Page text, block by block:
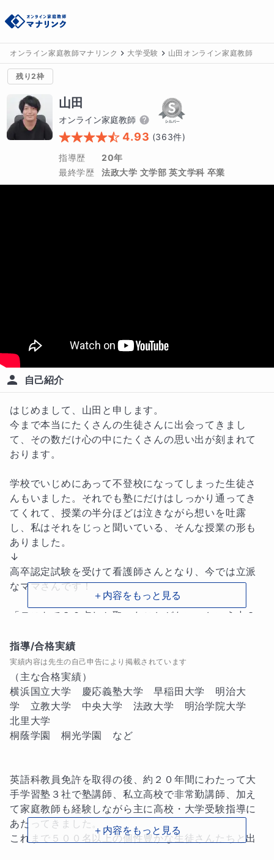
オンライン家庭教師マナリンク 大学受験 山田オンライン家庭教師
残り2枠
山田
オンライン家庭教師
4.93 (363件)
指導歴
20年
最終学歴
法政大学 文学部 英文学科 卒業
自己紹介
はじめまして、山田と申します。
今まで本当にたくさんの生徒さんに出会ってきまし
て、その数だけ心の中にたくさんの思い出が刻まれて
おります。
学校でいじめにあって不登校になってしまった生徒さ
んもいました。それでも塾にだけはしっかり通ってき
てくれて、授業の半分ほどは泣きながら想いを吐露
し、私はそれをじっと聞いている、そんな授業の形も
ありました。
↓
高卒認定試験を受けて看護師さんとなり、今では立派
なママさんです！
「テストで３０点しか取ったことがない」という中２
結果はなんと５０点アップの８０点！！
↓
「先生、もう英語は自信がついたので塾辞めます！」
と２か月ほどで気持ち良く去っていきました（笑）。
「親が建築関係だからさ。」と某大学の建築学科を受
験し、見事合格。
大学を中退し現在アメリカで武者修行中！
小４から高３までお付き合いしたお子さんで、「左耳
が聴こえない」という障がいを抱えながらもそのハン
デも克服し、見事早稲田大学に一発合格したバスケ大
＋内容をもっと見る
指導/合格実績
実績内容は先生の自己申告により掲載されています
（主な合格実績）
横浜国立大学　慶応義塾大学　早稲田大学　明治大
学　立教大学　中央大学　法政大学　明治学院大学
北里大学
桐蔭学園　桐光学園　など
英語科教員免許を取得の後、約２０年間にわたって大
手学習塾３社で塾講師、私立高校で非常勤講師、加え
て家庭教師も経験しながら主に高校・大学受験指導に
あたってきました。
これまで５００名以上の個性豊かな生徒さんたちと出
＋内容をもっと見る